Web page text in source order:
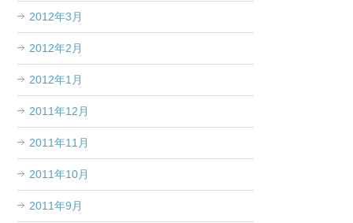
2012年3月
2012年2月
2012年1月
2011年12月
2011年11月
2011年10月
2011年9月